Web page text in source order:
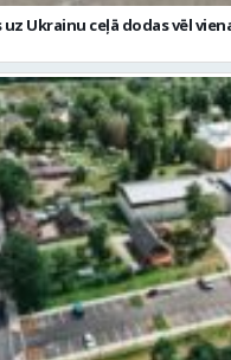
uz Ukrainu ceļā dodas vēl